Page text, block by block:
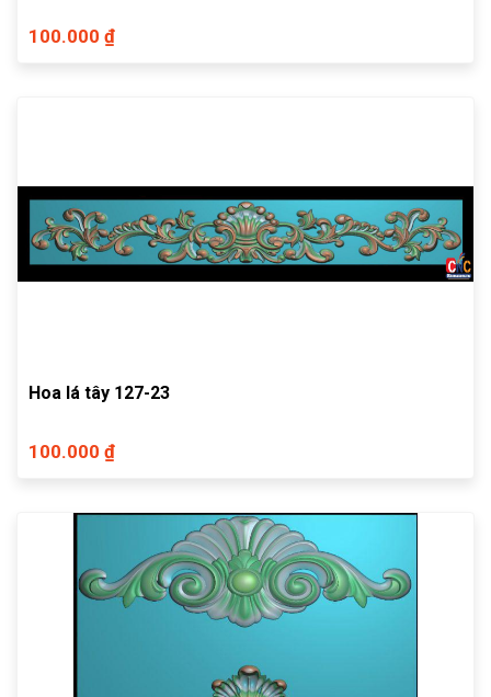
100.000 ₫
Hoa lá tây 127-23
100.000 ₫